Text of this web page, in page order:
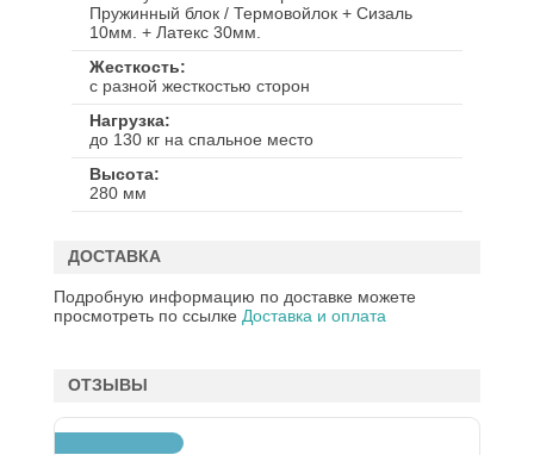
Пружинный блок / Термовойлок + Сизаль
10мм. + Латекс 30мм.
Жесткость
с разной жесткостью сторон
Нагрузка
до 130 кг на спальное место
Высота
280 мм
ДОСТАВКА
Подробную информацию по доставке можете
просмотреть по ссылке Доставка и оплата
ОТЗЫВЫ